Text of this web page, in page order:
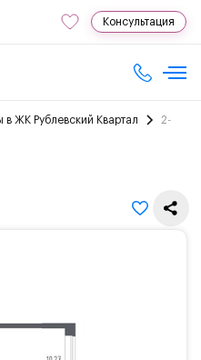
Консультация
в ЖК Рублевский Квартал
2-